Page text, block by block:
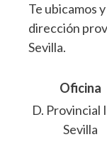
Te ubicamos
dirección
Sevilla.
Oficina
D. Provincial
Sevilla